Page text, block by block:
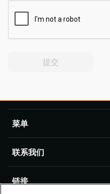
提交
菜单
产品
成功案例
联系我们
TAWI 办公室及合作伙伴
链接